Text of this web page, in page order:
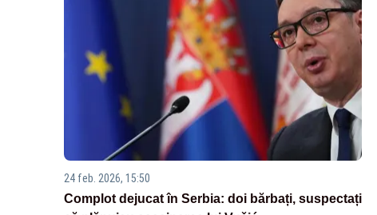
24 feb. 2026, 15:50
Complot dejucat în Serbia: doi bărbați, suspectați